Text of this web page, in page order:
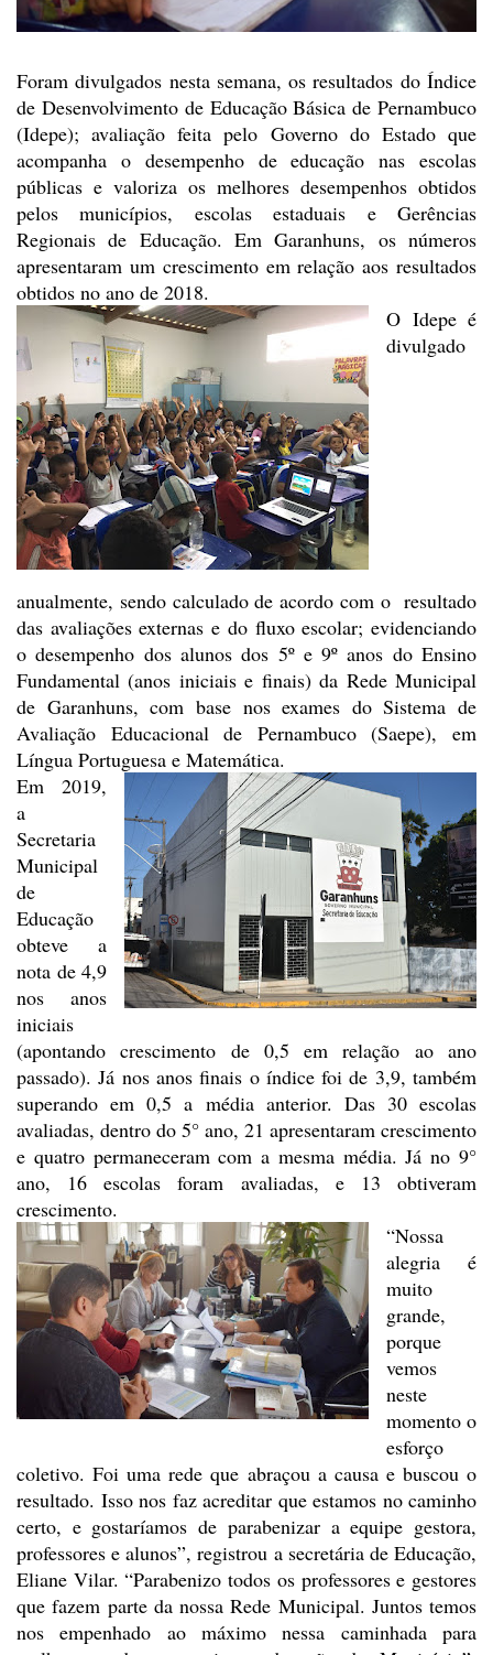
Foram divulgados nesta semana, os resultados do Índice
de Desenvolvimento de Educação Básica de Pernambuco
(Idepe); avaliação feita pelo Governo do Estado que
acompanha o desempenho deeducação nas escolas
públicas e valoriza os melhores desempenhos obtidos
pelos municípios, escolas estaduais e Gerências
Regionais de Educação. Em Garanhuns, os números
apresentaram um crescimento em relação aos resultados
obtidos no ano de 2018.
O Idepe é
divulgado
anualmente, sendo calculado de acordo com o resultado
das avaliaçõesexternas e do fluxo escolar; evidenciando
o desempenho dos alunos dos 5º e 9º anos do Ensino
Fundamental (anos iniciais e finais) da Rede Municipal
de Garanhuns, com base nos exames do Sistema de
Avaliação Educacional de Pernambuco (Saepe), em
Língua Portuguesa e Matemática.
Em 2019,
a
Secretaria
Municipal
de
Educação
obteve a
nota de 4,9
nos anos
iniciais
(apontando crescimento de 0,5 em relação ao ano
passado). Já nos anos finais o índice foi de 3,9, também
superando em 0,5 a média anterior. Das 30 escolas
avaliadas, dentro do 5° ano, 21 apresentaram crescimento
e quatro permaneceram com a mesmamédia. Já no 9°
ano, 16 escolas foram avaliadas, e 13 obtiveram
crescimento.
“Nossa
alegria é
muito
grande,
porque
vemos
neste
momento o
esforço
coletivo. Foi uma rede que abraçou a causae buscou o
resultado. Isso nos faz acreditar que estamos no caminho
certo, egostaríamos de parabenizar a equipe gestora,
professores e alunos”, registrou asecretária de Educação,
Eliane Vilar. “Parabenizo todos os professores e gestores
que fazem parte da nossa Rede Municipal. Juntos temos
nos empenhado aomáximo nessa caminhada para